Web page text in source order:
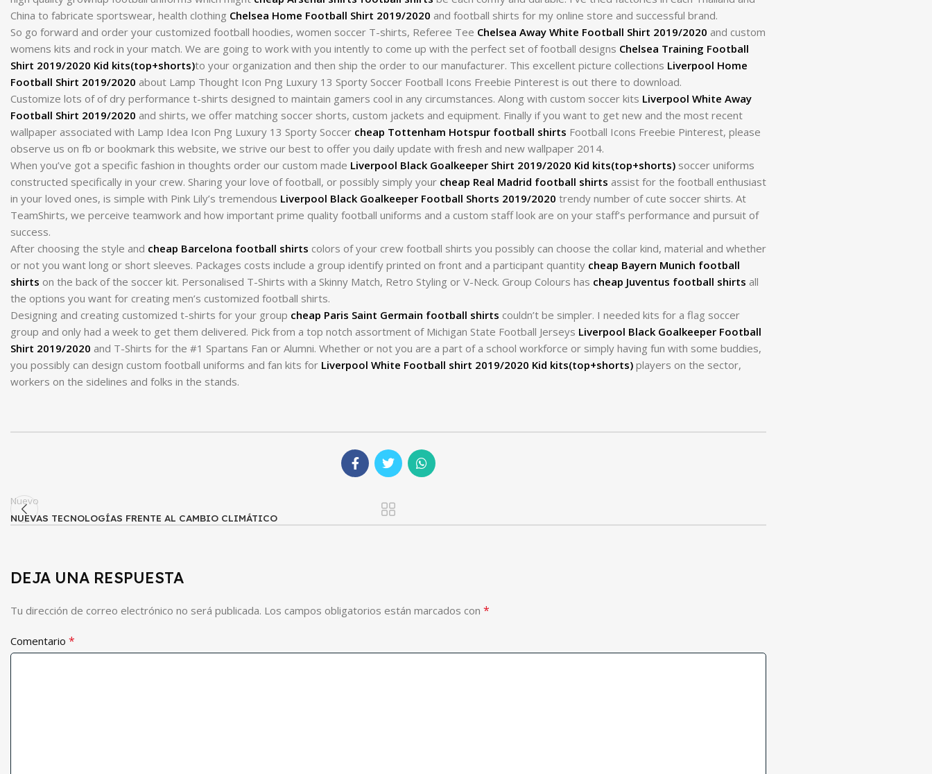
China to fabricate sportswear, health clothing Chelsea Home Football Shirt 2019/2020 and football shirts for my online store and successful brand.
So go forward and order your customized football hoodies, women soccer T-shirts, Referee Tee Chelsea Away White Football Shirt 2019/2020 and custom
womens kits and rock in your match. We are going to work with you intently to come up with the perfect set of football designs Chelsea Training Football
Shirt 2019/2020 Kid kits(top+shorts)to your organization and then ship the order to our manufacturer. This excellent picture collections Liverpool Home
Football Shirt 2019/2020 about Lamp Thought Icon Png Luxury 13 Sporty Soccer Football Icons Freebie Pinterest is out there to download.
Customize lots of of dry performance t-shirts designed to maintain gamers cool in any circumstances. Along with custom soccer kits Liverpool White Away
Football Shirt 2019/2020 and shirts, we offer matching soccer shorts, custom jackets and equipment. Finally if you want to get new and the most recent
wallpaper associated with Lamp Idea Icon Png Luxury 13 Sporty Soccer cheap Tottenham Hotspur football shirts Football Icons Freebie Pinterest, please
observe us on fb or bookmark this website, we strive our best to offer you daily update with fresh and new wallpaper 2014.
When you’ve got a specific fashion in thoughts order our custom made Liverpool Black Goalkeeper Shirt 2019/2020 Kid kits(top+shorts) soccer uniforms
constructed specifically in your crew. Sharing your love of football, or possibly simply your cheap Real Madrid football shirts assist for the football enthusiast
in your loved ones, is simple with Pink Lily’s tremendous Liverpool Black Goalkeeper Football Shorts 2019/2020 trendy number of cute soccer shirts. At
TeamShirts, we perceive teamwork and how important prime quality football uniforms and a custom staff look are on your staff’s performance and pursuit of
success.
After choosing the style and cheap Barcelona football shirts colors of your crew football shirts you possibly can choose the collar kind, material and whether
or not you want long or short sleeves. Packages costs include a group identify printed on front and a participant quantity cheap Bayern Munich football
shirts on the back of the soccer kit. Personalised T-Shirts with a Skinny Match, Retro Styling or V-Neck. Group Colours has cheap Juventus football shirts all
the options you want for creating men’s customized football shirts.
Designing and creating customized t-shirts for your group cheap Paris Saint Germain football shirts couldn’t be simpler. I needed kits for a flag soccer
group and only had a week to get them delivered. Pick from a top notch assortment of Michigan State Football Jerseys Liverpool Black Goalkeeper Football
Shirt 2019/2020 and T-Shirts for the #1 Spartans Fan or Alumni. Whether or not you are a part of a school workforce or simply having fun with some buddies,
you possibly can design custom football uniforms and fan kits for Liverpool White Football shirt 2019/2020 Kid kits(top+shorts) players on the sector,
workers on the sidelines and folks in the stands.
Nuevo
NUEVAS TECNOLOGÍAS FRENTE AL CAMBIO CLIMÁTICO
DEJA UNA RESPUESTA
Tu dirección de correo electrónico no será publicada. Los campos obligatorios están marcados con *
Comentario *